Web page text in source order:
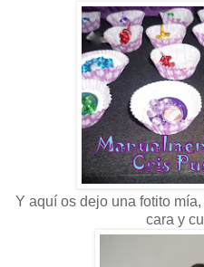
Y aquí os dejo una fotito
cara y